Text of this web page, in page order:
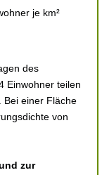
je km²
des
Einwohner teilen
Bei einer Fläche
von
zur